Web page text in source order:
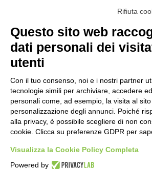
Il codice segreto dei
memoria della
Una guida
giorni più caldi:
portare in tavola a
20 ore fa
Basket Torino
accordo pluriennale
Rifiuta
Questo sito web
dati personali dei
utenti
Con il tuo consenso, noi e i nostri partner
tecnologie simili per archiviare, accedere
personali come, ad esempio, la visita al
personalizzazione degli annunci. Poiché
alla privacy, è possibile scegliere di non
cookie. Clicca su preferenze GDPR per
Visualizza la Cookie Policy Completa
Powered by